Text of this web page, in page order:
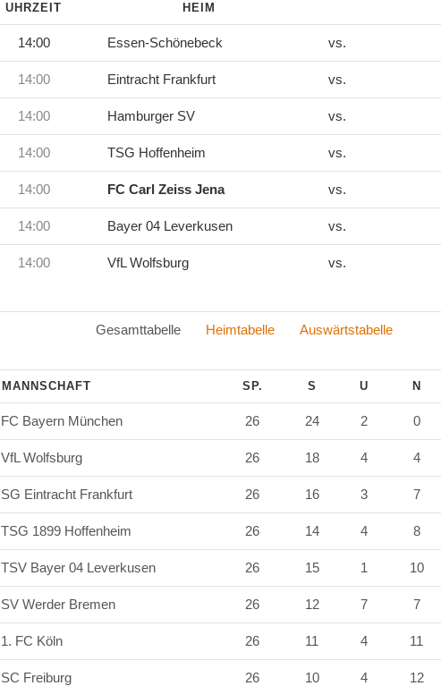
UHRZEIT HEIM
14:00 Essen-Schönebeck vs.
14:00 Eintracht Frankfurt vs.
14:00 Hamburger SV vs.
14:00 TSG Hoffenheim vs.
14:00 FC Carl Zeiss Jena vs.
14:00 Bayer 04 Leverkusen vs.
14:00 VfL Wolfsburg vs.
Gesamttabelle Heimtabelle Auswärtstabelle
MANNSCHAFT SP. S U N
FC Bayern München 26 24 2 0
VfL Wolfsburg 26 18 4 4
SG Eintracht Frankfurt 26 16 3 7
TSG 1899 Hoffenheim 26 14 4 8
TSV Bayer 04 Leverkusen 26 15 1 10
SV Werder Bremen 26 12 7 7
1. FC Köln 26 11 4 11
SC Freiburg 26 10 4 12